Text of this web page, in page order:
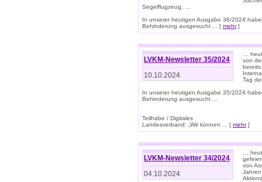
Segelflugzeug, …
In unserer heutigen Ausgabe 36/2024
Behinderung ausgesucht ... [ mehr]
LVKM-Newsletter 35/2024
10.10.2024
…
von
bereits
Tag
In unserer heutigen Ausgabe 35/2024
Behinderung ausgesucht ...
Teilhabe / Digitales
Landesverband: „Wir können ... [ mehr]
LVKM-Newsletter 34/2024
04.10.2024
…
von